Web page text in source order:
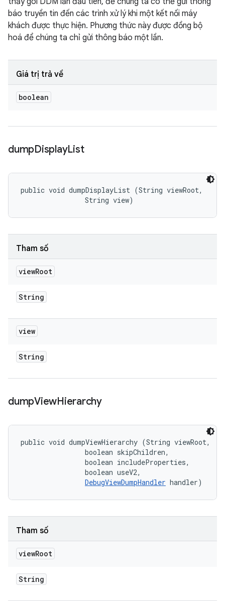
báo truyền tin đến các trình xử lý khi một kết nối máy
khách được thực hiện. Phương thức này được đồng bộ
hoá để chúng ta chỉ gửi thông báo một lần.
Giá trị trả về
boolean
dumpDisplayList
public void dumpDisplayList (String viewRoot,
                String view)
Tham số
viewRoot
String
view
String
dumpViewHierarchy
public void dumpViewHierarchy (String viewRoot,
                boolean skipChildren,
                boolean includeProperties,
                boolean useV2,
DebugViewDumpHandler handler)
Tham số
viewRoot
String